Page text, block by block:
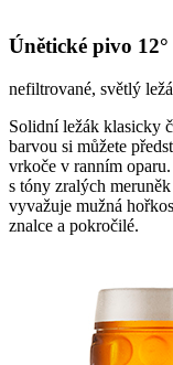
Únětické pivo 12°
nefiltrované, světlý
Solidní ležák klasicky
barvou si můžete
vrkoče v ranním
s tóny zralých
vyvažuje mužná
znalce a pokročilé.